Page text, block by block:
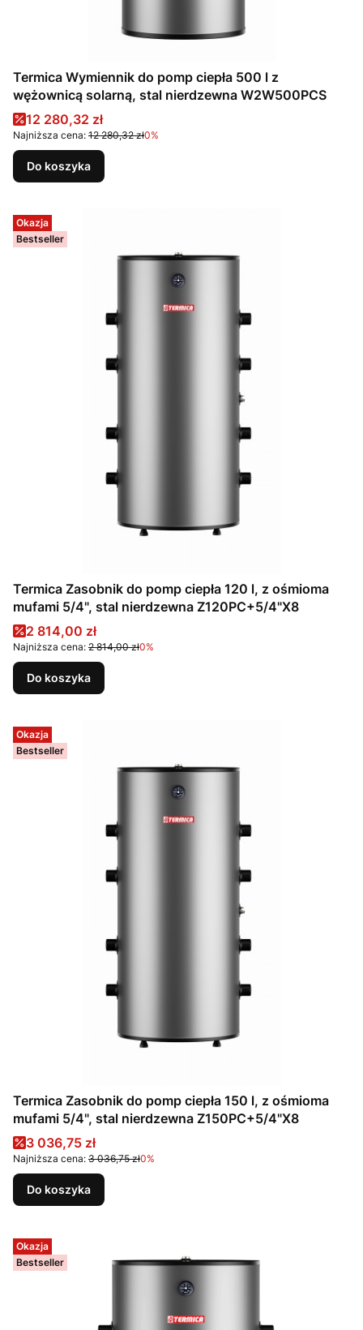
Termica Wymiennik do pomp ciepła 500 l z
wężownicą solarną, stal nierdzewna W2W500PCS
Cena promocyjna
12 280,32 zł
Najniższa cena: 12 280,32 zł0%
Do koszyka
Okazja
Bestseller
Termica Zasobnik do pomp ciepła 120 l, z ośmioma
mufami 5/4", stal nierdzewna Z120PC+5/4"X8
Cena promocyjna
2 814,00 zł
Najniższa cena: 2 814,00 zł0%
Do koszyka
Okazja
Bestseller
Termica Zasobnik do pomp ciepła 150 l, z ośmioma
mufami 5/4", stal nierdzewna Z150PC+5/4"X8
Cena promocyjna
3 036,75 zł
Najniższa cena: 3 036,75 zł0%
Do koszyka
Okazja
Bestseller